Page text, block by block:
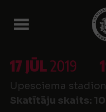
17 JŪL2019
Upesciema
Skatītāju skaits: 10